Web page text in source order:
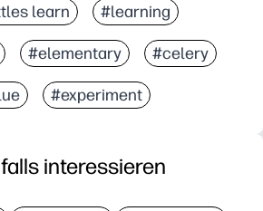
learn #learning
#elementary #celery
#experiment
interessieren